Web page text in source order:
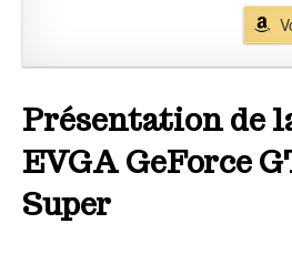
Présentation de
EVGA GeForce
Super